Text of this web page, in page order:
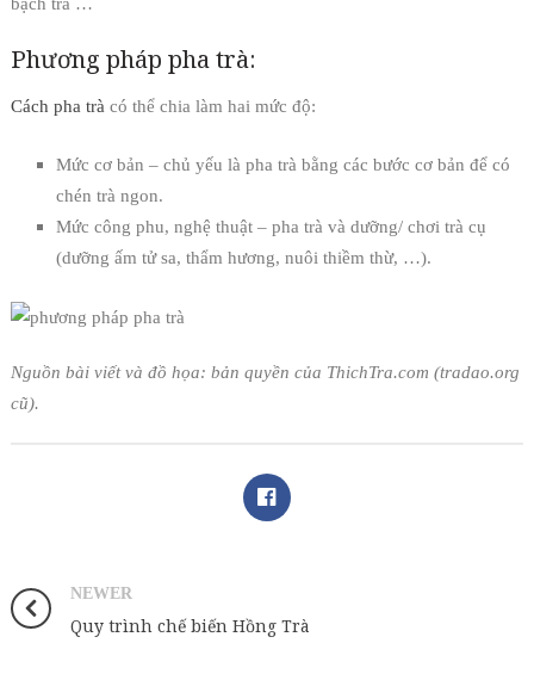
Phương pháp pha trà:
Cách pha trà có thể chia làm hai mức độ:
Mức cơ bản – chủ yếu là pha trà bằng các bước cơ bản để có
chén trà ngon.
Mức công phu, nghệ thuật – pha trà và dưỡng/ chơi trà cụ
(dưỡng ấm tử sa, thẩm hương, nuôi thiềm thừ, …).
Nguồn bài viết và đồ họa: bản quyền của ThichTra.com (tradao.org
cũ).
NEWER
Quy trình chế biến Hồng Trà